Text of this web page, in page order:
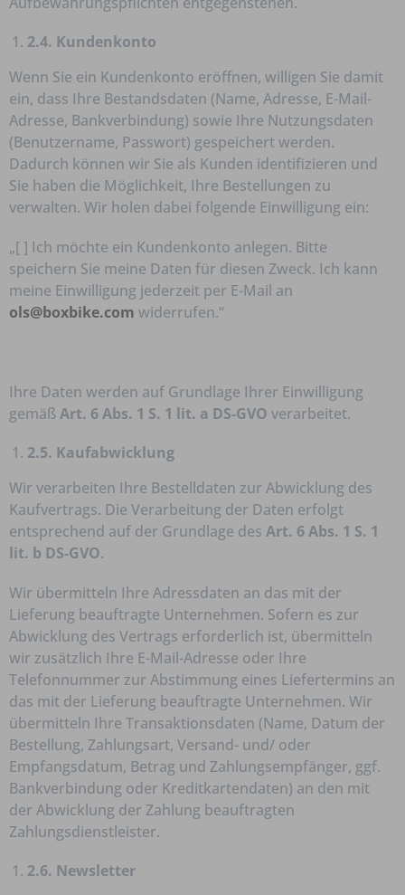
2.4. Kundenkonto
Wenn Sie ein Kundenkonto eröffnen, willigen Sie damit
ein, dass Ihre Bestandsdaten (Name, Adresse, E-Mail-
Adresse, Bankverbindung) sowie Ihre Nutzungsdaten
(Benutzername, Passwort) gespeichert werden.
Dadurch können wir Sie als Kunden identifizieren und
Sie haben die Möglichkeit, Ihre Bestellungen zu
verwalten. Wir holen dabei folgende Einwilligung ein:
„[ ] Ich möchte ein Kundenkonto anlegen. Bitte
speichern Sie meine Daten für diesen Zweck. Ich kann
meine Einwilligung jederzeit per E-Mail an
ols@boxbike.com widerrufen.“
Ihre Daten werden auf Grundlage Ihrer Einwilligung
gemäßArt. 6 Abs. 1 S. 1 lit. a DS-GVO verarbeitet.
2.5. Kaufabwicklung
Wir verarbeiten Ihre Bestelldaten zur Abwicklung des
Kaufvertrags. Die Verarbeitung der Daten erfolgt
entsprechend auf der Grundlage des Art. 6 Abs. 1 S. 1
lit. b DS-GVO.
Wir übermitteln Ihre Adressdaten an das mit der
Lieferung beauftragte Unternehmen. Sofern es zur
Abwicklung des Vertrags erforderlich ist, übermitteln
wir zusätzlich Ihre E-Mail-Adresse oder Ihre
Telefonnummer zur Abstimmung eines Liefertermins an
das mit der Lieferung beauftragte Unternehmen. Wir
übermitteln Ihre Transaktionsdaten (Name, Datum der
Bestellung, Zahlungsart, Versand- und/ oder
Empfangsdatum, Betrag und Zahlungsempfänger, ggf.
Bankverbindung oder Kreditkartendaten) an den mit
der Abwicklung der Zahlung beauftragten
Zahlungsdienstleister.
2.6. Newsletter